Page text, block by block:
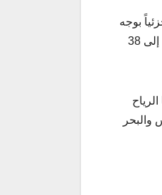
بوجه
عام والرياح شمالية شرقية إلى شمالية غربية تكون خفيفة إلى معتدلة السرعة تنشط أحياناً، وسرعتها من 20 إلى 30 تصل إلى 38
خاصة فوق البحر، وسرعتها من 20 إلى 30 تصل إلى 40 كم/س والبحر